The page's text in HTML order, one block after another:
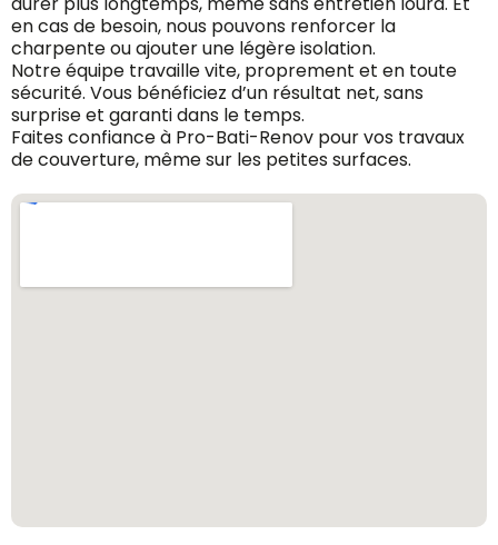
en cas de besoin, nous pouvons renforcer la
charpente ou ajouter une légère isolation.
Notre équipe travaille vite, proprement et en toute
sécurité. Vous bénéficiez d’un résultat net, sans
surprise et garanti dans le temps.
Faites confiance à Pro-Bati-Renov pour vos travaux
de couverture, même sur les petites surfaces.